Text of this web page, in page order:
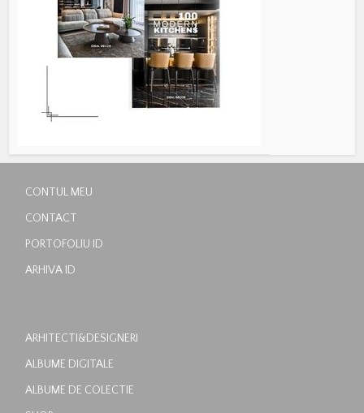
CONTUL MEU
CONTACT
PORTOFOLIU ID
ARHIVA ID
ARHITECTI&DESIGNERI
ALBUME DIGITALE
ALBUME DE COLECTIE